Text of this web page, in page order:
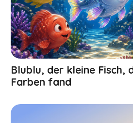
Blublu, der kleine Fisch,
Farben fand